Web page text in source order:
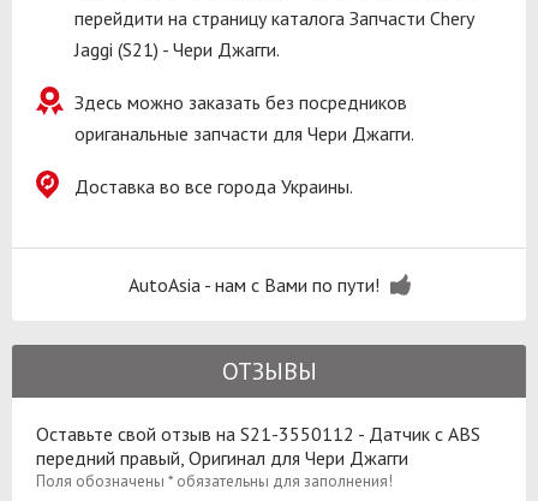
перейдити на страницу каталога Запчасти Chery
Jaggi (S21) - Чери Джагги.
Здесь можно заказать без посредников
ориганальные запчасти для Чери Джагги.
Доставка во все города Украины.
AutoAsia - нам с Вами по пути!
ОТЗЫВЫ
Оставьте свой отзыв на S21-3550112 - Датчик с ABS
передний правый, Оригинал для Чери Джагги
Поля обозначены * обязательны для заполнения!